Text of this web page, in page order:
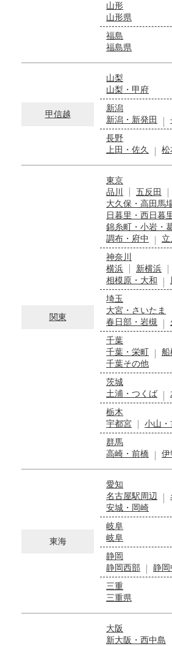
山形
山形県
福島
福島県
甲信越
山梨
山梨・甲府
新潟
新潟・新発田
長野
上田・佐久
松
関東
東京
品川
五反田
大久保・高田馬
日暮里・西日暮
錦糸町・小岩・
調布・府中
神奈川
横浜
新横浜
相模原・大和
埼玉
大宮・さいたま
春日部・岩槻
千葉
千葉・栄町
船
千葉その他
茨城
土浦・つくば
栃木
宇都宮
小山・
群馬
高崎・前橋
伊
東海
愛知
名古屋駅周辺
安城・岡崎
岐阜
岐阜
静岡
静岡西部
静岡
三重
三重県
大阪
新大阪・西中島